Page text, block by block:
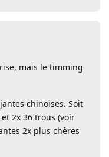
mais le timming
chinoises. Soit
2x 36 trous (voir
2x plus chères